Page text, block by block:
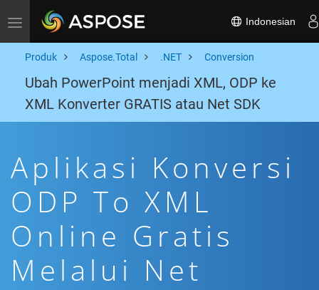
Toggle navigation Indonesian
Produk Aspose.Total .NET Conversion
Ubah PowerPoint menjadi XML, ODP ke
XML Konverter GRATIS atau Net SDK
Aplikasi Konversi
ODP To XML
Online Gratis
Melalui Net